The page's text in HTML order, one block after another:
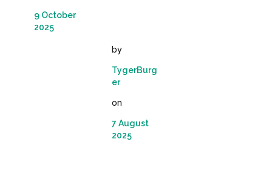
9 October
2025
by
TygerBurg
er
on
7 August
2025